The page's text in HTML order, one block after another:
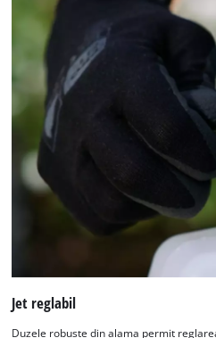
Jet reglabil
Duzele robuste din alama permit